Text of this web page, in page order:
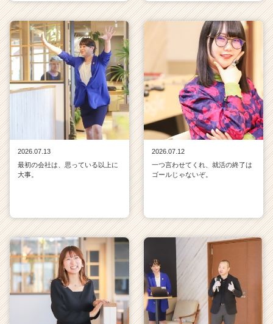
2026.07.13
最初の会社は、思っている以上に
大事。
2026.07.12
一つ言わせてくれ、就活の終了は
ゴールじゃないぞ。